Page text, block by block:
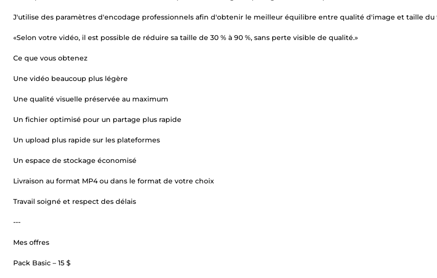
J'utilise des paramètres d'encodage professionnels afin d'obtenir le meilleur équilibre entre qualité d'image et taille du
«Selon votre vidéo, il est possible de réduire sa taille de 30 % à 90 %, sans perte visible de qualité.»
Ce que vous obtenez
Une vidéo beaucoup plus légère
Une qualité visuelle préservée au maximum
Un fichier optimisé pour un partage plus rapide
Un upload plus rapide sur les plateformes
Un espace de stockage économisé
Livraison au format MP4 ou dans le format de votre choix
Travail soigné et respect des délais
---
Mes offres
Pack Basic – 15 $